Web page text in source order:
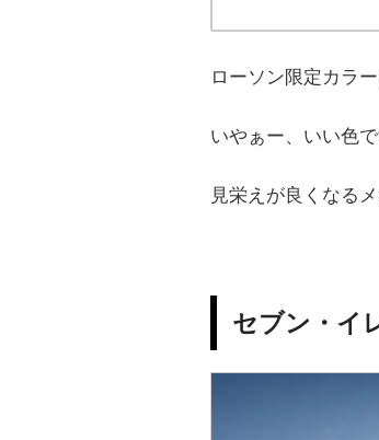
ローソン限定カラ
いやぁー、いい色で
見栄えが良くなる
セブン・イ